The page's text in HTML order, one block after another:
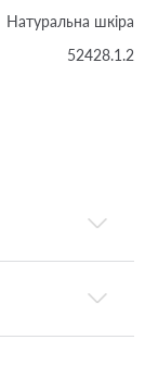
Натуральна шкіра
52428.1.2